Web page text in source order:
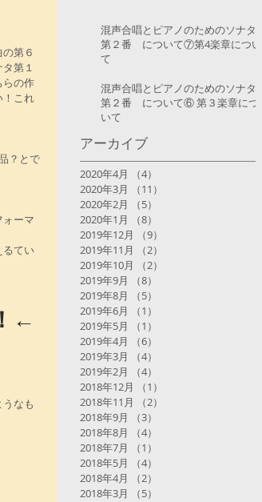
第６
第１
らの作
！これ
？とで
ーマ
るてい
←
なも
混声合唱とピアノのためのソナタ
第２番 について⑦第4楽章につい
て
混声合唱とピアノのためのソナタ
第２番 について⑥ 第３楽章につ
いて
アーカイブ
2020年4月 （4）
2020年3月
（11）
2020年2月
（5）
2020年1月
（8）
2019年12月
（9）
2019年11月
（2）
2019年10月
（2）
2019年9月
（8）
2019年8月
（5）
2019年6月
（1）
2019年5月
（1）
2019年4月
（6）
2019年3月
（4）
2019年2月
（4）
2018年12月
（1）
2018年11月
（2）
2018年9月
（3）
2018年8月
（4）
2018年7月
（1）
2018年5月
（4）
2018年4月
（2）
2018年3月
（5）